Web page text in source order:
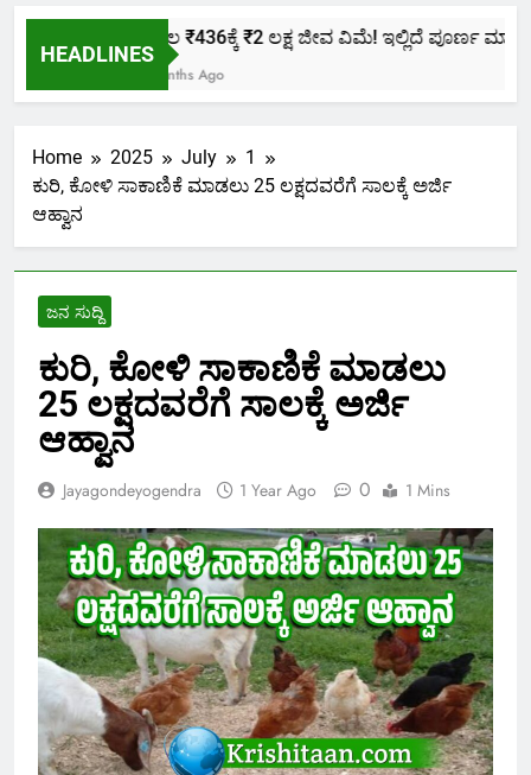
HEADLINES
ಕೇವಲ ₹436ಕ್ಕೆ ₹2 ಲಕ್ಷ ಜೀವ ವಿಮೆ! ಇಲ್ಲಿದೆ ಪೂರ್ಣ ಮಾಹಿತಿ.
2 Months Ago
Home 2025 July
1
ಕುರಿ, ಕೋಳಿ ಸಾಕಾಣಿಕೆ ಮಾಡಲು 25 ಲಕ್ಷದವರೆಗೆ ಸಾಲಕ್ಕೆ ಅರ್ಜಿ
ಆಹ್ವಾನ
ಜನ ಸುದ್ದಿ
ಕುರಿ, ಕೋಳಿ ಸಾಕಾಣಿಕೆ ಮಾಡಲು
25 ಲಕ್ಷದವರೆಗೆ ಸಾಲಕ್ಕೆ ಅರ್ಜಿ
ಆಹ್ವಾನ
Jayagondeyogendra 1 Year Ago 0 1 Mins